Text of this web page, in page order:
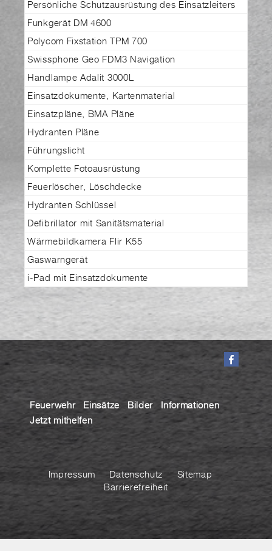
Persönliche Schutzausrüstung des Einsatzleiters
Funkgerät DM 4600
Polycom Fixstation TPM 700
Swissphone Geo FDM3 Navigation
Handlampe Adalit 3000L
Einsatzdokumente, Kartenmaterial
Einsatzpläne, BMA Pläne
Hydranten Pläne
Führungslicht
Komplette Fotoausrüstung
Feuerlöscher, Löschdecke
Hydranten Schlüssel
Defibrillator mit Sanitätsmaterial
Wärmebildkamera Flir K55
Gaswarngerät
i-Pad mit Einsatzdokumente
Feuerwehr Einsätze Bilder
Informationen
Jetzt mithelfen
Impressum Datenschutz
Sitemap
Barrierefreiheit